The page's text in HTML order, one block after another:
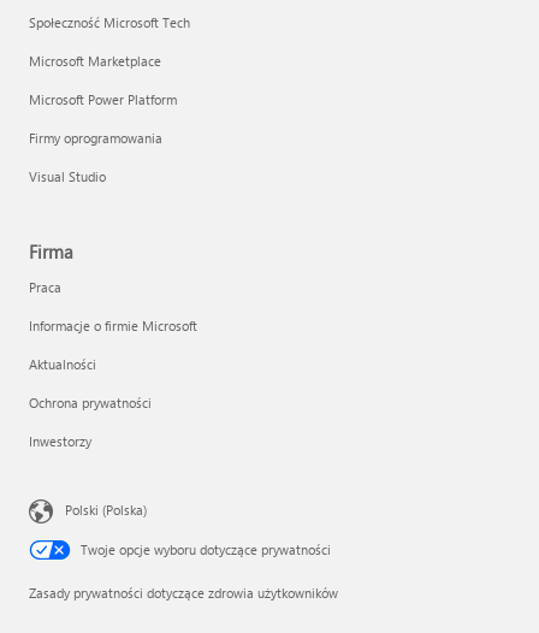
Społeczność Microsoft Tech
Microsoft Marketplace
Microsoft Power Platform
Firmy oprogramowania
Visual Studio
Firma
Praca
Informacje o firmie Microsoft
Aktualności
Ochrona prywatności
Inwestorzy
Polski (Polska)
Twoje opcje wyboru dotyczące prywatności
Zasady prywatności dotyczące zdrowia użytkowników